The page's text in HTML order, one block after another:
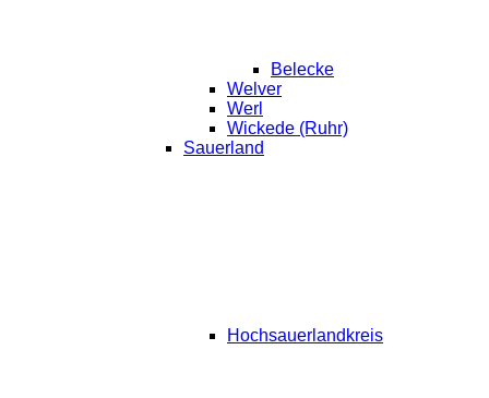
Belecke
Welver
Werl
Wickede (Ruhr)
Sauerland
Hochsauerlandkreis